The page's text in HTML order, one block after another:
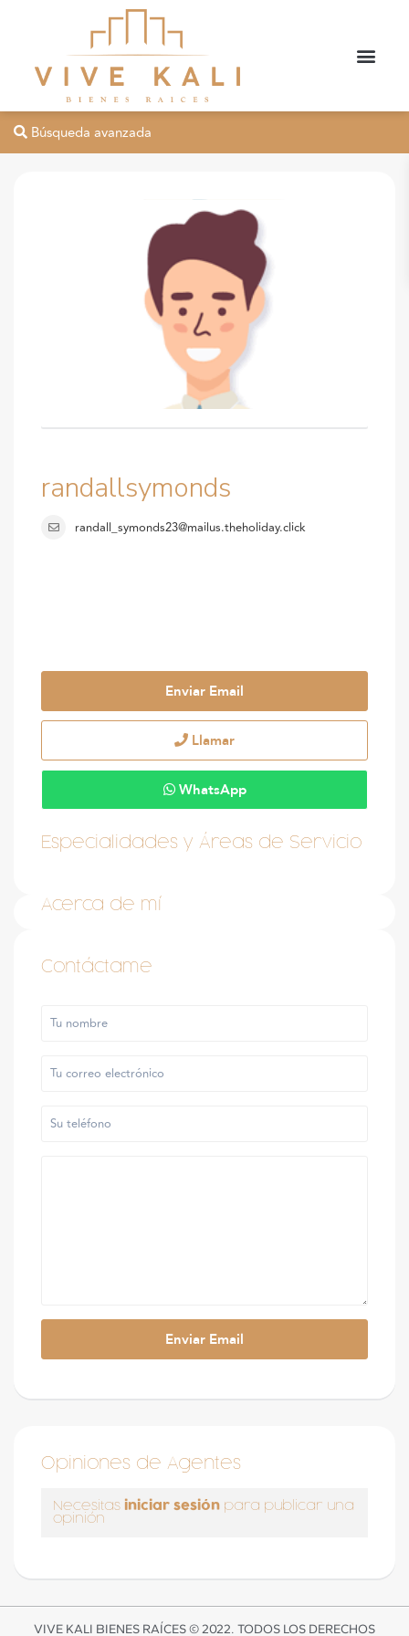
Búsqueda avanzada
randallsymonds
randall_symonds23@mailus.theholiday.click
Enviar Email
Llamar
WhatsApp
Especialidades y Áreas de Servicio
Acerca de mí
Contáctame
Opiniones de Agentes
Necesitas iniciar sesión para publicar una
opinión
VIVE KALI BIENES RAÍCES © 2022. TODOS LOS DERECHOS